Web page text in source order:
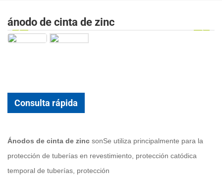
ánodo de cinta de zinc
Consulta rápida
Ánodos de cinta de zinc sonSe utiliza principalmente para la
protección de tuberías en revestimiento, protección catódica
temporal de tuberías, protección